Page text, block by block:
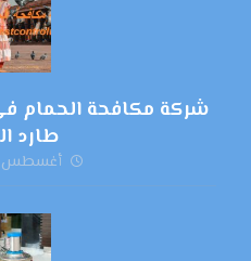
طارد
أغسطس 10, 2024